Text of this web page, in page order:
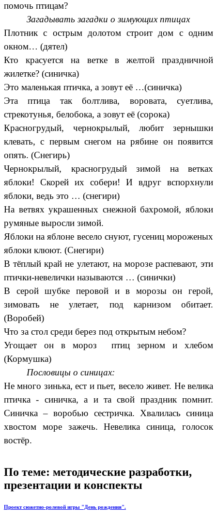
помочь птицам?
Загадывать загадки о зимующих птицах
Плотник с острым долотом строит дом с одним
окном… (дятел)
Кто красуется на ветке в желтой праздничной
жилетке? (синичка)
Это маленькая птичка, а зовут её …(синичка)
Эта птица так болтлива, воровата, суетлива,
стрекотунья, белобока, а зовут её (сорока)
Красногрудый, чернокрылый, любит зернышки
клевать, с первым снегом на рябине он появится
опять. (Снегирь)
Чернокрылый, красногрудый зимой на ветках
яблоки! Скорей их собери! И вдруг вспорхнули
яблоки, ведь это … (снегири)
На ветвях украшенных снежной бахромой, яблоки
румяные выросли зимой.
Яблоки на яблоне весело снуют, гусениц мороженых
яблоки клюют. (Снегири)
В тёплый край не улетают, на морозе распевают, эти
птички-невелички называются … (синички)
В серой шубке перовой и в морозы он герой,
зимовать не улетает, под карнизом обитает.
(Воробей)
Что за стол среди берез под открытым небом?
Угощает он в мороз птиц зерном и хлебом
(Кормушка)
Пословицы о синицах:
Не много зинька, ест и пьет, весело живет. Не велика
птичка - синичка, а и та свой праздник помнит.
Синичка – воробью сестричка. Хвалилась синица
хвостом море зажечь. Невелика синица, голосок
востёр.
По теме: методические разработки,
презентации и конспекты
Проект сюжетно-ролевой игры "День рождения".